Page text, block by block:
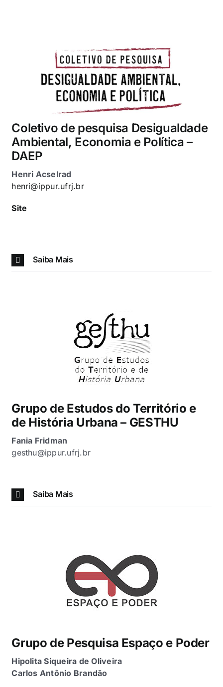
Coletivo de pesquisa Desigualdade
Ambiental, Economia e Política –
DAEP
Henri Acselrad
henri@ippur.ufrj.br
Site
Saiba Mais
Grupo de Estudos do Território e
de História Urbana – GESTHU
Fania Fridman
gesthu@ippur.ufrj.br
Saiba Mais
Grupo de Pesquisa Espaço e Poder
Hipolita Siqueira de Oliveira
Carlos Antônio Brandão